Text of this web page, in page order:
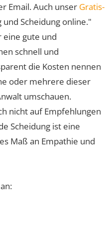
Email. Auch unser Gratis-
Scheidung online."
eine gute und
schnell und
die Kosten nennen
oder mehrere dieser
umschauen.
nicht auf Empfehlungen
Scheidung ist eine
Maß an Empathie und